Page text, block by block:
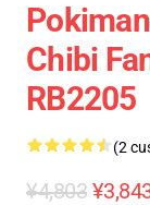
Chibi
RB2205
(2
¥4,803